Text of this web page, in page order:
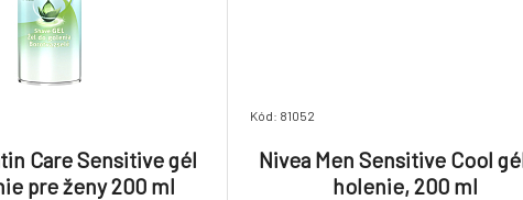
Care Sensitive gél
pre ženy 200 ml
Kód: 81052
Nivea Men Sensitive Cool
holenie, 200 ml